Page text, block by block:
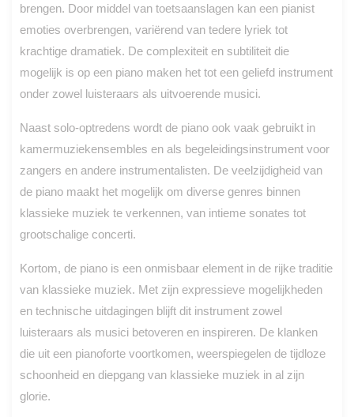
brengen. Door middel van toetsaanslagen kan een pianist
emoties overbrengen, variërend van tedere lyriek tot
krachtige dramatiek. De complexiteit en subtiliteit die
mogelijk is op een piano maken het tot een geliefd instrument
onder zowel luisteraars als uitvoerende musici.
Naast solo-optredens wordt de piano ook vaak gebruikt in
kamermuziekensembles en als begeleidingsinstrument voor
zangers en andere instrumentalisten. De veelzijdigheid van
de piano maakt het mogelijk om diverse genres binnen
klassieke muziek te verkennen, van intieme sonates tot
grootschalige concerti.
Kortom, de piano is een onmisbaar element in de rijke traditie
van klassieke muziek. Met zijn expressieve mogelijkheden
en technische uitdagingen blijft dit instrument zowel
luisteraars als musici betoveren en inspireren. De klanken
die uit een pianoforte voortkomen, weerspiegelen de tijdloze
schoonheid en diepgang van klassieke muziek in al zijn
glorie.